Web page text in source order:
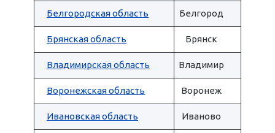
Белгородская область Белгород
Брянская область Брянск
Владимирская область Владимир
Воронежская область Воронеж
Ивановская область Иваново